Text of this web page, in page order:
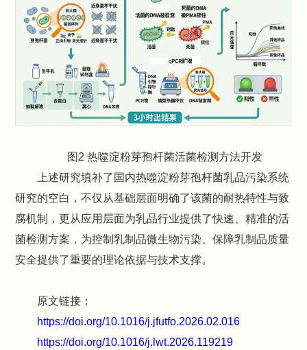
图2 热噬淀粉芽孢杆菌活菌检测方法开发
上述研究填补了国内热噬淀粉芽孢杆菌乳品污染系统
研究的空白，不仅从基础层面明确了该菌的耐热特性与致
腐机制，更从应用层面为乳品行业提供了快速、精准的活
菌检测方案，为控制乳制品微生物污染、保障乳制品质量
安全提供了重要的理论依据与技术支撑。
原文链接：
https://doi.org/10.1016/j.jfutfo.2026.02.016
https://doi.org/10.1016/j.lwt.2026.119219